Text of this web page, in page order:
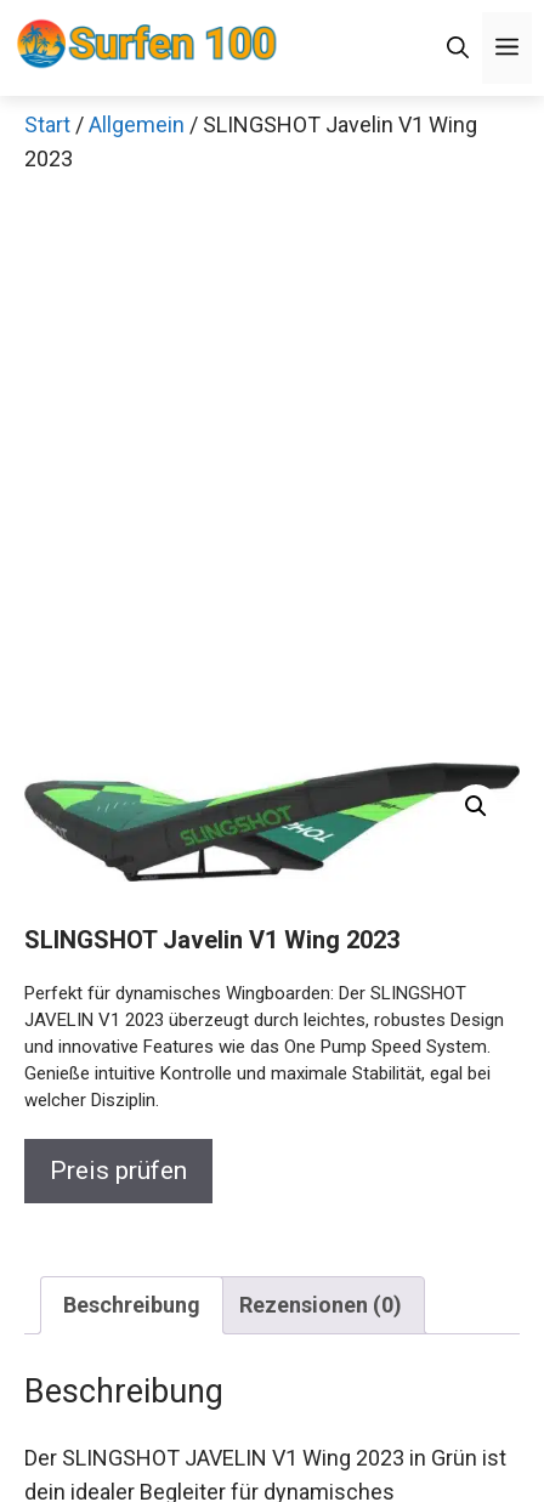
Zum
Inhalt
Start /Allgemein / SLINGSHOT Javelin V1 Wing
2023
SLINGSHOT Javelin V1 Wing 2023
Perfekt für dynamisches Wingboarden: Der SLINGSHOT
JAVELIN V1 2023 überzeugt durch leichtes, robustes
Design und innovative Features wie das One Pump Speed
System. Genieße intuitive Kontrolle und maximale Stabilität,
egal bei welcher Disziplin.
Preis prüfen
Beschreibung Rezensionen (0)
Beschreibung
Der SLINGSHOT JAVELIN V1 Wing 2023 in Grün
ist dein idealer Begleiter für dynamisches